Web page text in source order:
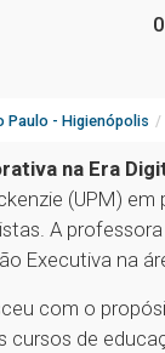
Paulo - Higienópolis
na Era
(UPM)
A
Executiva na
com o
cursos de